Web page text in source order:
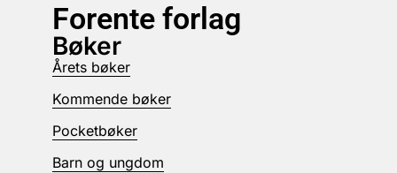
Forente forlag
Bøker
Årets bøker
Kommende bøker
Pocketbøker
Barn og ungdom